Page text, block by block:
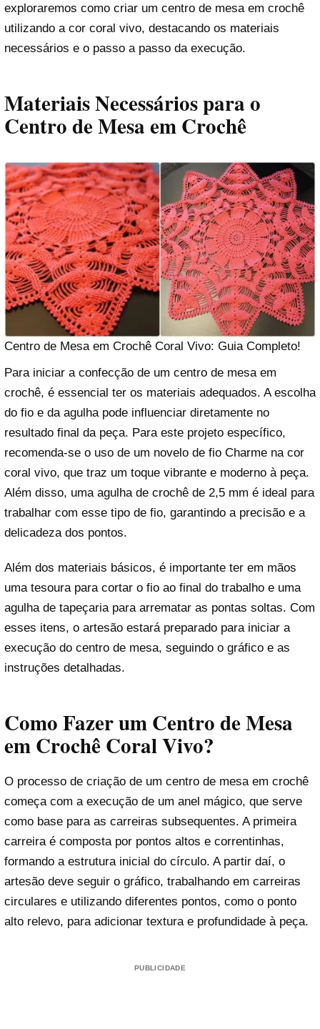
exploraremos como criar um centro de mesa em crochê
utilizando a cor coral vivo, destacando os materiais
necessários e o passo a passo da execução.
Materiais Necessários para o
Centro de Mesa em Crochê
Centro de Mesa em Crochê Coral Vivo: Guia Completo!
Para iniciar a confecção de um centro de mesa em
crochê, é essencial ter os materiais adequados. A escolha
do fio e da agulha pode influenciar diretamente no
resultado final da peça. Para este projeto específico,
recomenda-se o uso de um novelo de fio Charme na cor
coral vivo, que traz um toque vibrante e moderno à peça.
Além disso, uma agulha de crochê de 2,5 mm é ideal para
trabalhar com esse tipo de fio, garantindo a precisão e a
delicadeza dos pontos.
Além dos materiais básicos, é importante ter em mãos
uma tesoura para cortar o fio ao final do trabalho e uma
agulha de tapeçaria para arrematar as pontas soltas. Com
esses itens, o artesão estará preparado para iniciar a
execução do centro de mesa, seguindo o gráfico e as
instruções detalhadas.
Como Fazer um Centro de Mesa
em Crochê Coral Vivo?
O processo de criação de um centro de mesa em crochê
começa com a execução de um anel mágico, que serve
como base para as carreiras subsequentes. A primeira
carreira é composta por pontos altos e correntinhas,
formando a estrutura inicial do círculo. A partir daí, o
artesão deve seguir o gráfico, trabalhando em carreiras
circulares e utilizando diferentes pontos, como o ponto
alto relevo, para adicionar textura e profundidade à peça.
PUBLICIDADE